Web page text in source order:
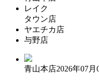
レイク
タウン店
ヤエチカ店
与野店
青山本店2026年07月